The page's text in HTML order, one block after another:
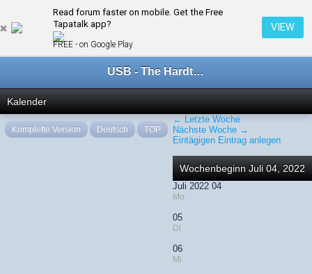
Read forum faster on mobile. Get the Free
Tapatalk app?
FREE - on Google Play
VIEW
USB - The Hardtechno Family
Kalender
← Letzte Woche
Nächste Woche →
Eintägigen Eintrag anlegen
Wochenbeginn Juli 04, 2022
Juli 2022 04
Mo
05
Di
06
Mi
Komplette Version Deutsch TOP